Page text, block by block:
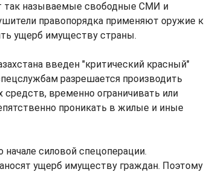
так называемые свободные СМИ и
правопорядка применяют оружие к
ущерб имуществу страны.
введен "критический красный"
разрешается производить
временно ограничивать или
проникать в жилые и иные
силовой спецоперации.
ущерб имуществу граждан. Поэтому